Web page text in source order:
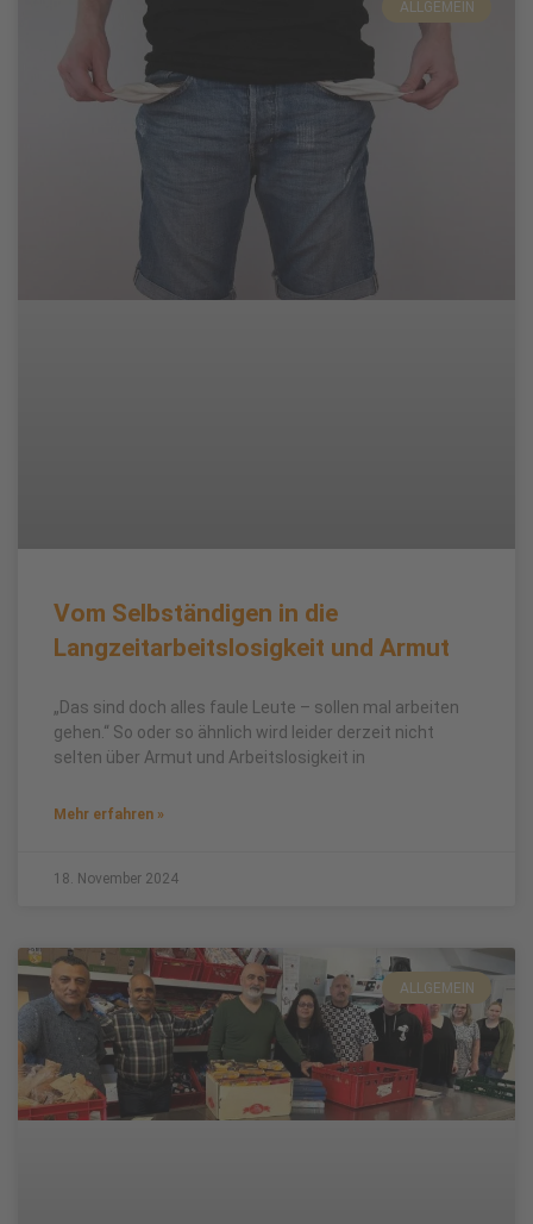
ALLGEMEIN
Vom Selbständigen in die
Langzeitarbeitslosigkeit und Armut
„Das sind doch alles faule Leute – sollen mal arbeiten
gehen.“ So oder so ähnlich wird leider derzeit nicht
selten über Armut und Arbeitslosigkeit in
Mehr erfahren »
18. November 2024
ALLGEMEIN